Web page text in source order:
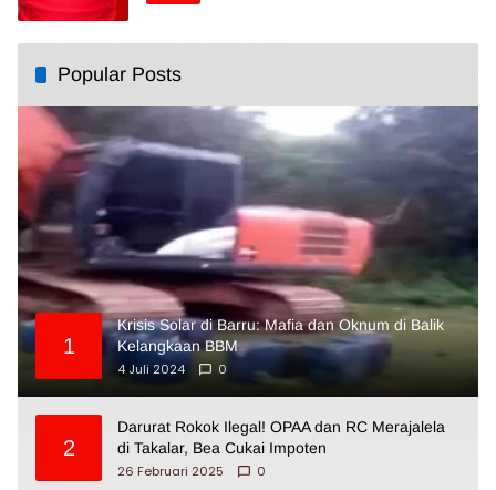
Popular Posts
1
Krisis Solar di Barru: Mafia dan Oknum di Balik
Kelangkaan BBM
4 Juli 2024
0
2
Darurat Rokok Ilegal! OPAA dan RC Merajalela
di Takalar, Bea Cukai Impoten
26 Februari 2025
0